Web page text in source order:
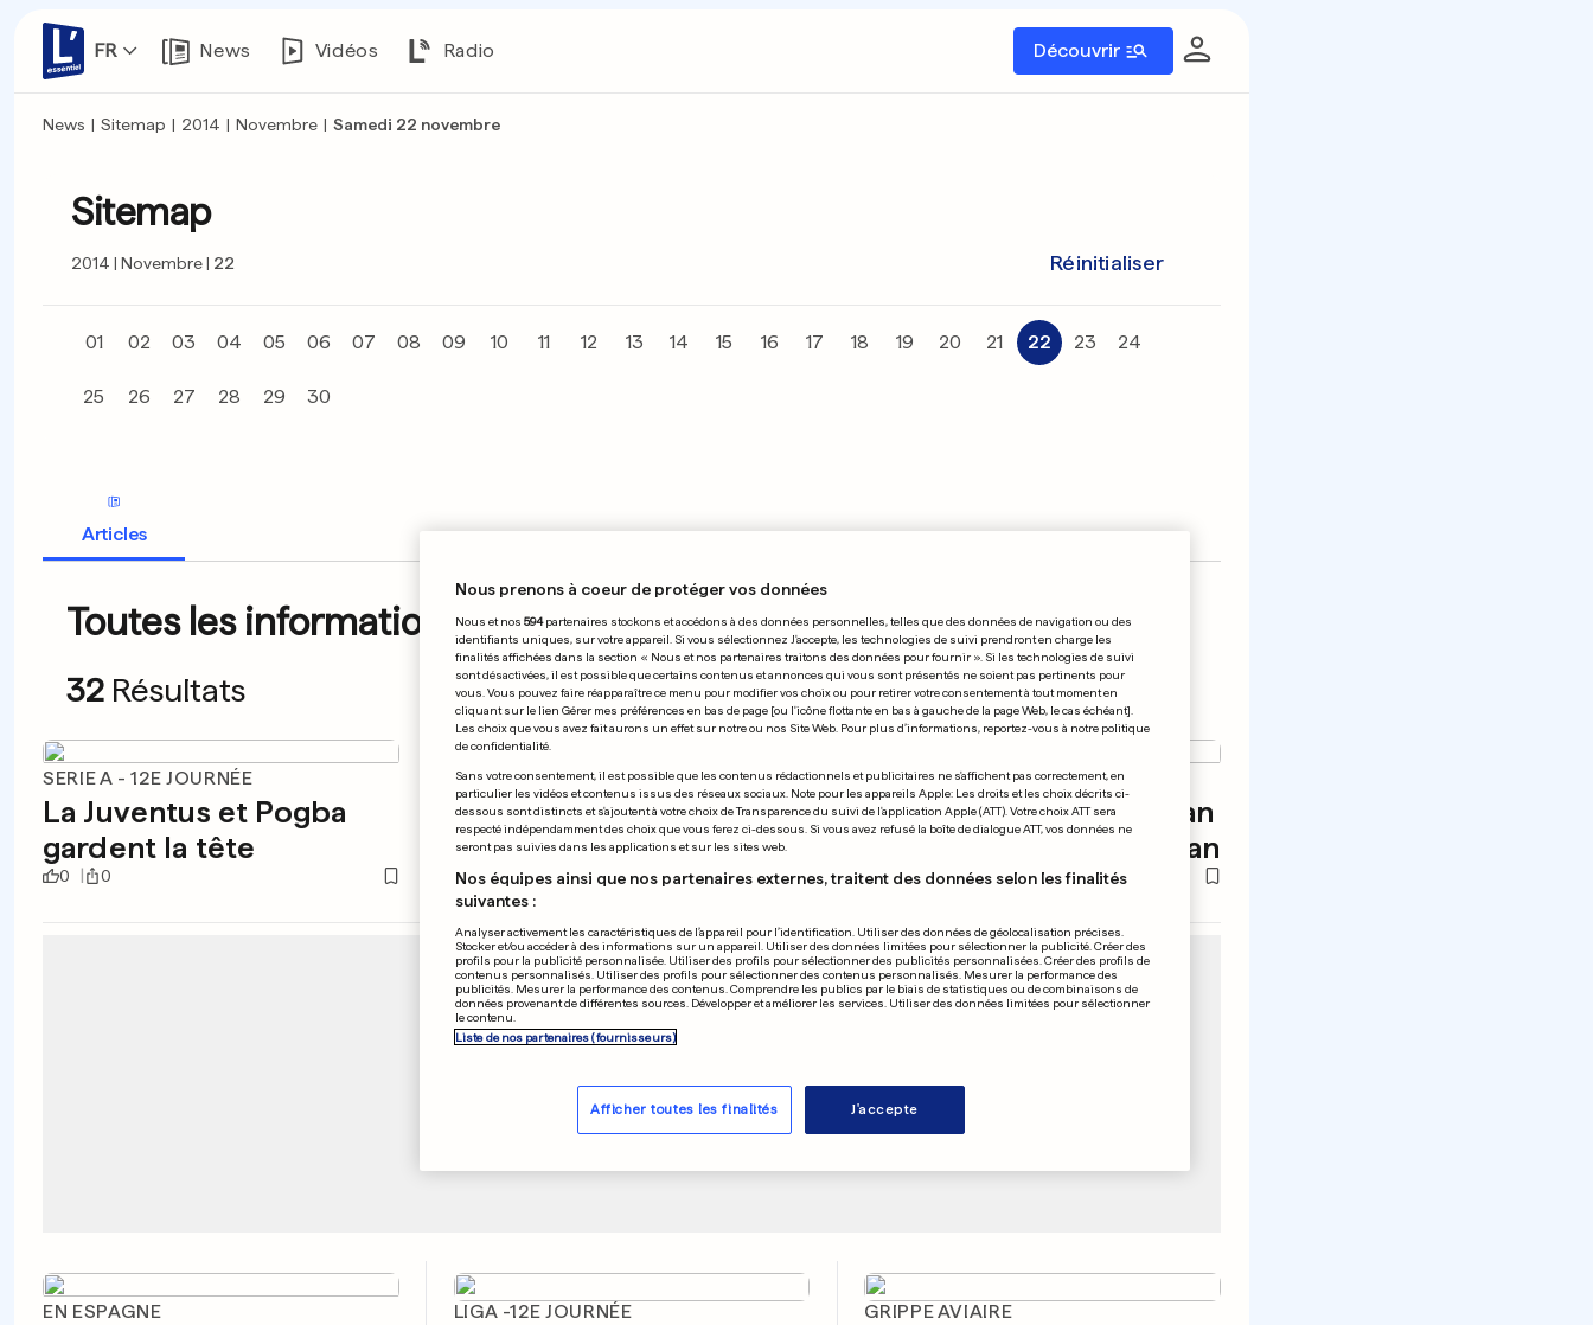
FR News Vidéos Radio Découvrir
News | Sitemap | 2014 | Novembre | Samedi 22 novembre
Sitemap
2014 Novembre 22 Réinitialiser
01 02 03 04 05 06 07 08 09 10 11 12 13 14 15 16 17 18 19 20 21 22 23 24
25 26 27 28 29 30
Articles
Toutes les informations du 22.11.2014
32 Résultats
SERIE A - 12E JOURNÉE
La Juventus et Pogba
gardent la tête
0 0
LIGUE 1- 14E JOURNÉE
Rennes et Lorient font la
bonne affaire du jour
0 0
SUITE DES OPÉRATIONS
Obama prolonge d'un an
la mission en Afghanistan
0 0
EN ESPAGNE LIGA -12E JOURNÉE GRIPPE AVIAIRE
Nous prenons à coeur de protéger vos données
Nous et nos 594partenaires stockons et accédons à des données personnelles, telles que des données de navigation ou des
identifiants uniques, sur votre appareil. Si vous sélectionnez J'accepte, les technologies de suivi prendront en charge les
finalités affichées dans la section « Nous et nos partenaires traitons des données pour fournir ». Si les technologies de suivi
sont désactivées, il est possible que certains contenus et annonces qui vous sont présentés ne soient pas pertinents pour
vous. Vous pouvez faire réapparaître ce menu pour modifier vos choix ou pour retirer votre consentement à tout moment en
cliquant sur le lien Gérer mes préférences en bas de page [ou l'icône flottante en bas à gauche de la page Web, le cas échéant].
Les choix que vous avez fait aurons un effet sur notre ou nos Site Web. Pour plus d’informations, reportez-vous à notre politique
de confidentialité.
Sans votre consentement, il est possible que les contenus rédactionnels et publicitaires ne s'affichent pas correctement, en
particulier les vidéos et contenus issus des réseaux sociaux. Note pour les appareils Apple: Les droits et les choix décrits ci-
dessous sont distincts et s'ajoutent à votre choix de Transparence du suivi de l'application Apple (ATT). Votre choix ATT sera
respecté indépendamment des choix que vous ferez ci-dessous. Si vous avez refusé la boîte de dialogue ATT, vos données ne
seront pas suivies dans les applications et sur les sites web.
Nos équipes ainsi que nos partenaires externes, traitent des données selon les finalités
suivantes :
Analyser activement les caractéristiques de l’appareil pour l’identification. Utiliser des données de géolocalisation précises.
Stocker et/ou accéder à des informations sur un appareil. Utiliser des données limitées pour sélectionner la publicité. Créer des
profils pour la publicité personnalisée. Utiliser des profils pour sélectionner des publicités personnalisées. Créer des profils de
contenus personnalisés. Utiliser des profils pour sélectionner des contenus personnalisés. Mesurer la performance des
publicités. Mesurer la performance des contenus. Comprendre les publics par le biais de statistiques ou de combinaisons de
données provenant de différentes sources. Développer et améliorer les services. Utiliser des données limitées pour sélectionner
le contenu.
Liste de nos partenaires (fournisseurs)
Afficher toutes les finalités J'accepte